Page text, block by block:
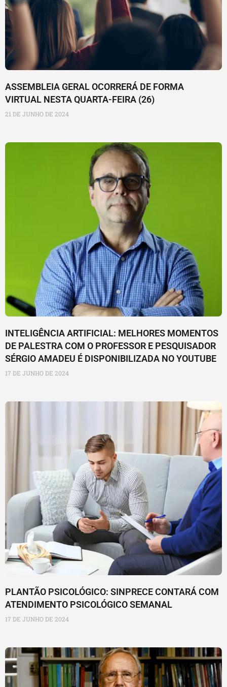
ASSEMBLEIA GERAL OCORRERÁ DE FORMA
VIRTUAL NESTA QUARTA-FEIRA (26)
21 DE JUNHO DE 2024
INTELIGÊNCIA ARTIFICIAL: MELHORES MOMENTOS
DE PALESTRA COM O PROFESSOR E PESQUISADOR
SÉRGIO AMADEU É DISPONIBILIZADA NO YOUTUBE
17 DE JUNHO DE 2024
PLANTÃO PSICOLÓGICO: SINPRECE CONTARÁ COM
ATENDIMENTO PSICOLÓGICO SEMANAL
17 DE JUNHO DE 2024